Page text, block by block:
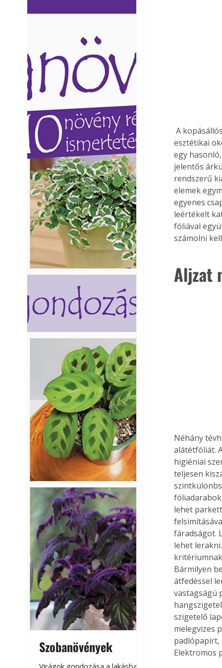
Szobanövények
Virágoskert:
teraszon,
A kopásállóságot a csomagokon feltüntetett piktogram alapján érdemes kiválasztani. Ha
esztétikai
egy
jelentős
rendszerű
elemek
egyenes
leértékelt
fóliával
számolni
Aljzat
Néhány
alátétfóliát.
higiéniai
teljesen
lehet
fáradságot.
lehet
Bármilyen
átfedéssel
vastagságú
szigetelő
melegvizes
padlópapírt,
Elektromos